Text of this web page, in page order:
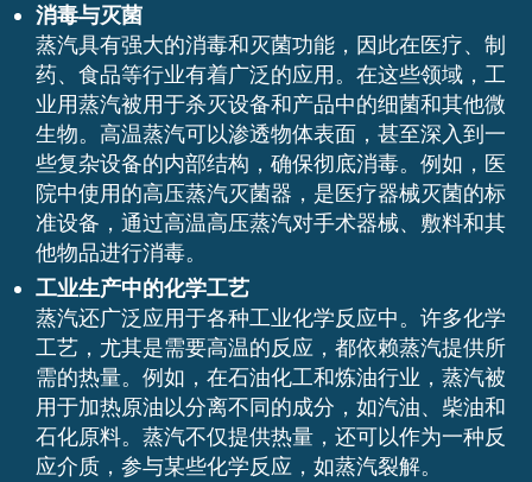
消毒与灭菌
蒸汽具有强大的消毒和灭菌功能，因此在医疗、制
药、食品等行业有着广泛的应用。在这些领域，工
业用蒸汽被用于杀灭设备和产品中的细菌和其他微
生物。高温蒸汽可以渗透物体表面，甚至深入到一
些复杂设备的内部结构，确保彻底消毒。例如，医
院中使用的高压蒸汽灭菌器，是医疗器械灭菌的标
准设备，通过高温高压蒸汽对手术器械、敷料和其
他物品进行消毒。
工业生产中的化学工艺
蒸汽还广泛应用于各种工业化学反应中。许多化学
工艺，尤其是需要高温的反应，都依赖蒸汽提供所
需的热量。例如，在石油化工和炼油行业，蒸汽被
用于加热原油以分离不同的成分，如汽油、柴油和
石化原料。蒸汽不仅提供热量，还可以作为一种反
应介质，参与某些化学反应，如蒸汽裂解。